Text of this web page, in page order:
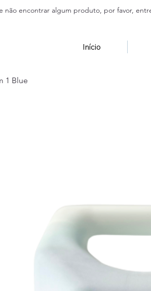
Início
não encontrar algum produto, por favor,
1 Blue